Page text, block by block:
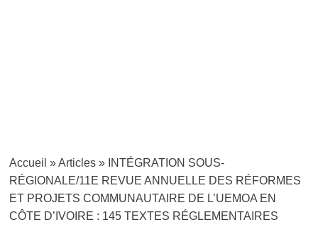
Accueil »Articles» INTÉGRATION SOUS-
RÉGIONALE/11E REVUE ANNUELLE DES RÉFORMES
ET PROJETS COMMUNAUTAIRE DE L’UEMOA EN
CÔTE D’IVOIRE : 145 TEXTES RÉGLEMENTAIRES